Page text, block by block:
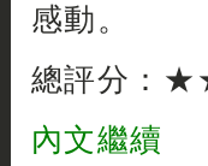
感動。
總評分：
內文繼續